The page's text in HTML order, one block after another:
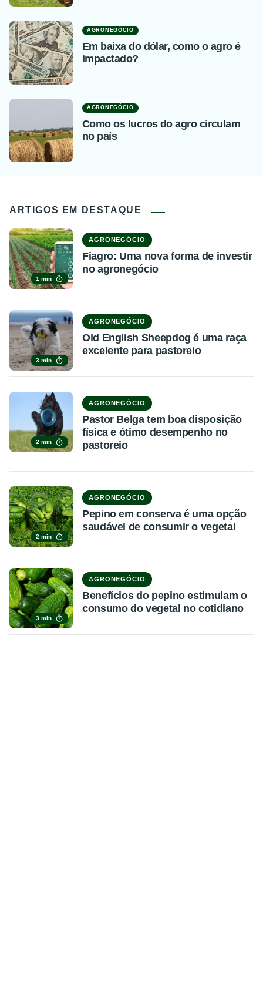
AGRONEGÓCIO
Em baixa do dólar, como o agro é
impactado?
AGRONEGÓCIO
Como os lucros do agro circulam
no país
ARTIGOS EM DESTAQUE
1 min
AGRONEGÓCIO
Fiagro: Uma nova forma de investir
no agronegócio
3 min
AGRONEGÓCIO
Old English Sheepdog é uma raça
excelente para pastoreio
2 min
AGRONEGÓCIO
Pastor Belga tem boa disposição
física e ótimo desempenho no
pastoreio
2 min
AGRONEGÓCIO
Pepino em conserva é uma opção
saudável de consumir o vegetal
3 min
AGRONEGÓCIO
Benefícios do pepino estimulam o
consumo do vegetal no cotidiano